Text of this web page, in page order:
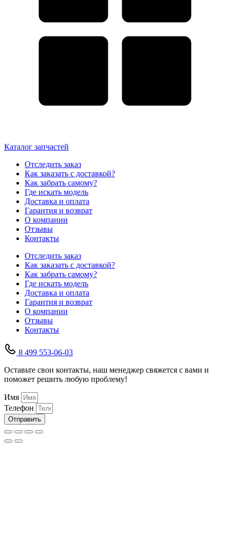
Каталог запчастей
Отследить заказ
Как заказать с доставкой?
Как забрать самому?
Где искать модель
Доставка и оплата
Гарантия и возврат
О компании
Отзывы
Контакты
Отследить заказ
Как заказать с доставкой?
Как забрать самому?
Где искать модель
Доставка и оплата
Гарантия и возврат
О компании
Отзывы
Контакты
8 499 553-06-03
Оставьте свои контакты, наш менеджер свяжется с вами и
поможет решить любую проблему!
Имя
Телефон
Отправить